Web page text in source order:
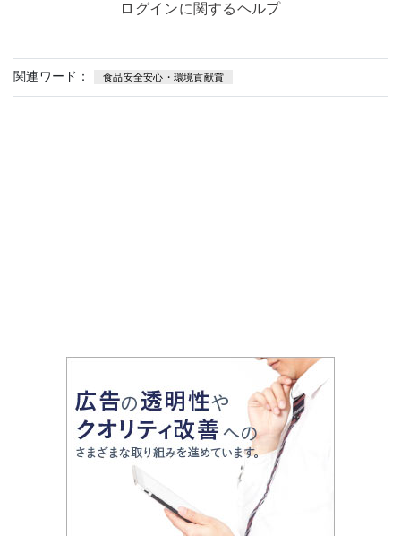
ログインに関するヘルプ
関連ワード： 食品安全安心・環境貢献賞